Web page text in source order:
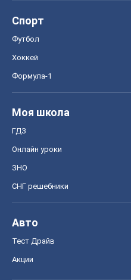
Спорт
Футбол
Хоккей
Формула-1
Моя школа
ГДЗ
Онлайн уроки
ЗНО
СНГ решебники
Авто
Тест Драйв
Акции